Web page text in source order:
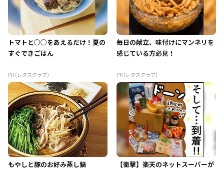
トマトと○○をあえるだけ！夏の
すぐできごはん
PR (レタスクラブ)
毎日の献立、味付けにマンネリを
感じている方必見！
PR (レタスクラブ)
もやしと豚のお好み蒸し鍋
【衝撃】楽天のネットスーパーが